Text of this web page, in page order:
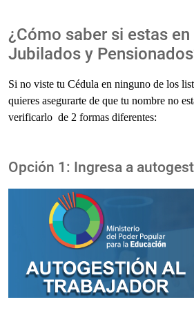
¿Cómo saber si estas
Jubilados y
Si no viste tu Cédula en ninguno de los
quieres asegurarte de que tu nombre no
verificarlo de 2 formas diferentes:
Opción 1: Ingresa a